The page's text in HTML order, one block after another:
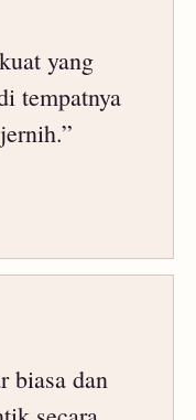
yang
tempatnya
biasa dan